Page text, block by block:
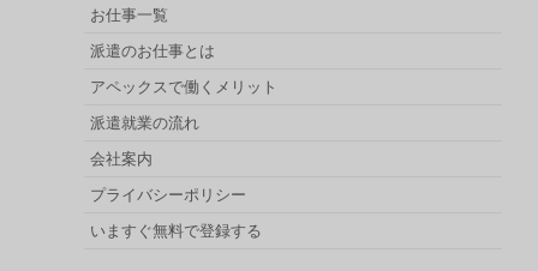
お仕事一覧
派遣のお仕事とは
アペックスで働くメリット
派遣就業の流れ
会社案内
プライバシーポリシー
いますぐ無料で登録する